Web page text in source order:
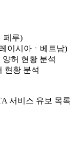
페루)
이시아ㆍ베트남)
양허 현황 분석
현황 분석
서비스 유보 목록